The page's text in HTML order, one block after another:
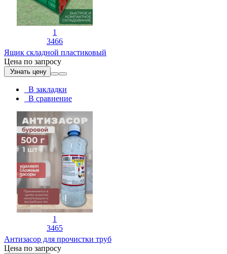
1
3466
Ящик складной пластиковый
Цена по запросу
Узнать цену
В закладки
В сравнение
1
3465
Антизасор для прочистки труб
Цена по запросу